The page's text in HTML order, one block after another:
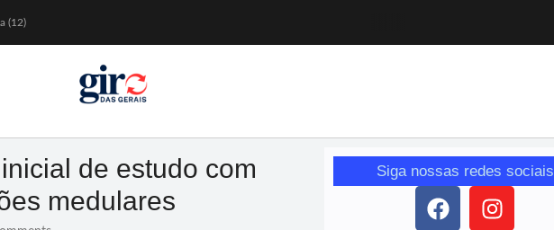
(12)
de glicose
de estudo com
medulares
Siga nossas redes sociais